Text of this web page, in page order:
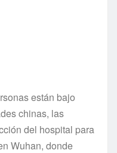
están bajo
chinas, las
del hospital para
Wuhan, donde